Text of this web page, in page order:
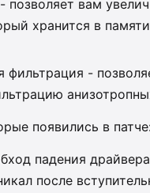
позволяет вам
хранится в
фильтрация -
появились в
падения
после